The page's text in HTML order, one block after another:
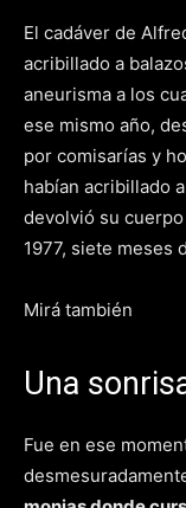
El cadáver de
acribillado a
aneurisma a los
ese mismo año,
por comisarías y
habían acribillado
devolvió su
1977, siete meses
Mirá también
Una
Fue en ese